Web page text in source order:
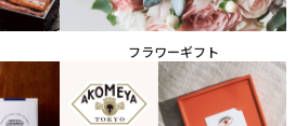
フラワーギフト